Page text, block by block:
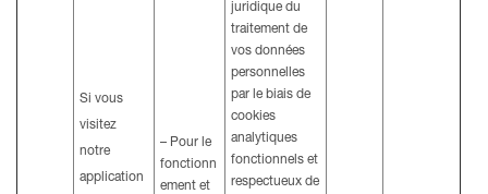
Si vous
visitez
notre
application
– Pour le
fonctionn
ement et
juridique du
traitement de
vos données
personnelles
par le biais de
cookies
analytiques
fonctionnels et
respectueux de